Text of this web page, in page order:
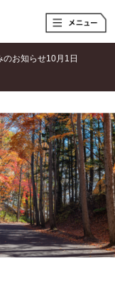
t
o
l
i
g
a
t
i
o
n
お知らせ10月1日